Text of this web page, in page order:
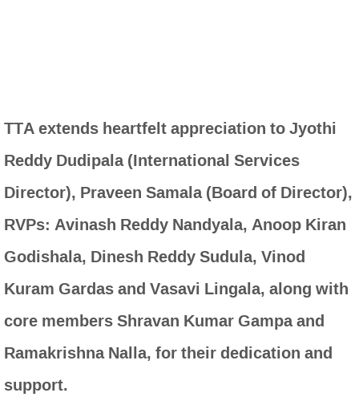
TTA extends heartfelt appreciation to Jyothi
Reddy Dudipala (International Services
Director), Praveen Samala (Board of Director),
RVPs: Avinash Reddy Nandyala, Anoop Kiran
Godishala, Dinesh Reddy Sudula, Vinod
Kuram Gardas and Vasavi Lingala, along with
core members Shravan Kumar Gampa and
Ramakrishna Nalla, for their dedication and
support.